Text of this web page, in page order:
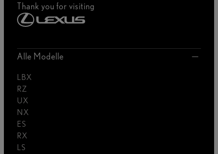
Thank you for visiting
Alle Modelle
LBX
RZ
UX
NX
ES
RX
LS